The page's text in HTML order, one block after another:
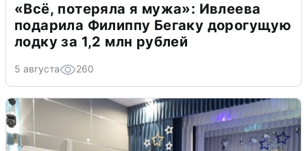
«Всё, потеряла я мужа»: Ивлеева
подарила Филиппу Бегаку дорогущую
лодку за 1,2 млн рублей
5 августа 260